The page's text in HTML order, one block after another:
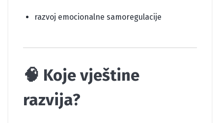
razvoj emocionalne samoregulacije
🧠 Koje vještine
razvija?